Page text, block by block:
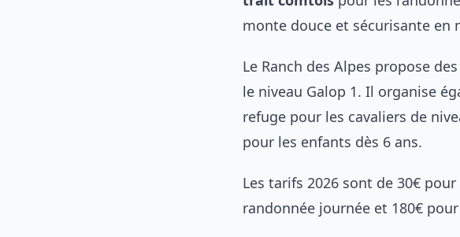
monte douce et sécurisante en
Le Ranch des Alpes propose
le niveau Galop 1. Il organise
refuge pour les cavaliers de
pour les enfants dès 6 ans.
Les tarifs 2026 sont de 30€
randonnée journée et 180€